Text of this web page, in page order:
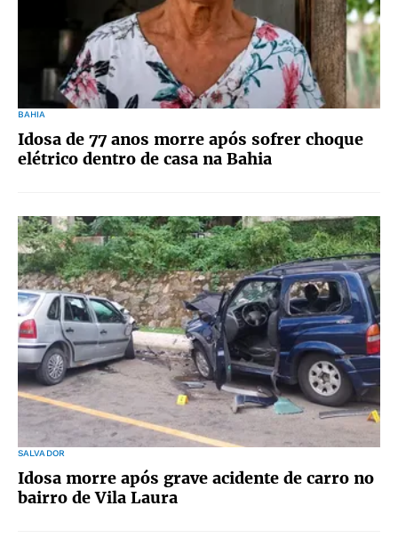
BAHIA
Idosa de 77 anos morre após sofrer choque
elétrico dentro de casa na Bahia
SALVADOR
Idosa morre após grave acidente de carro no
bairro de Vila Laura